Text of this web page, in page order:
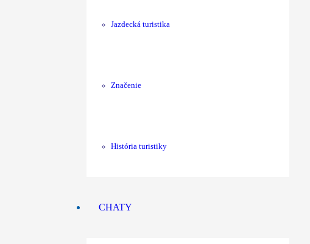
Jazdecká turistika
Značenie
História turistiky
CHATY